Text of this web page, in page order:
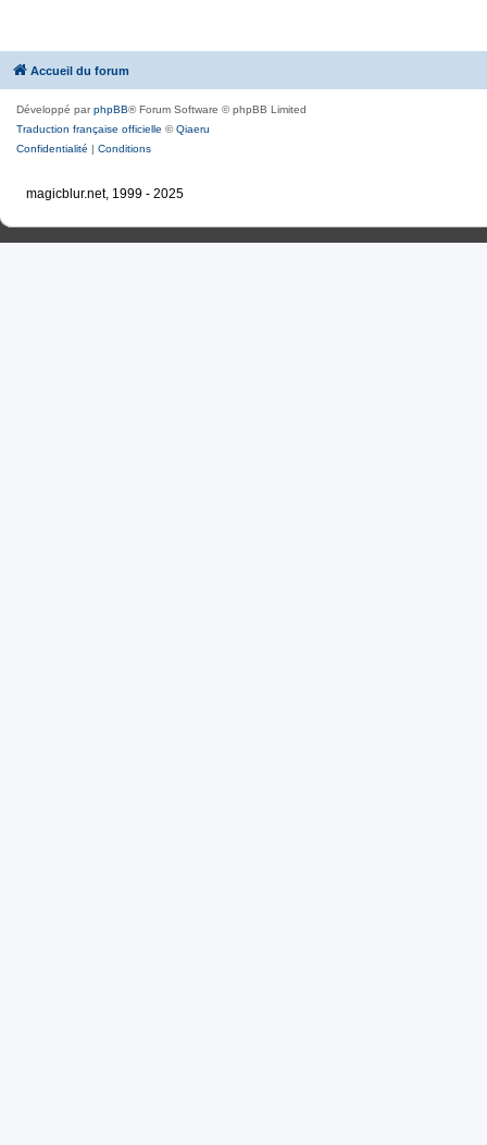
Accueil du forum
Développé parphpBB® Forum Software © phpBB Limited
Traduction française officielle ©Qiaeru
Confidentialité | Conditions
magicblur.net, 1999 - 2025